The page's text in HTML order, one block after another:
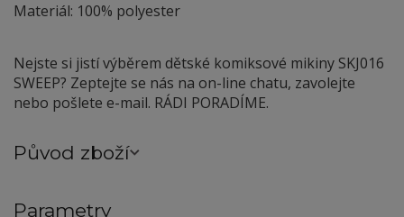
Materiál: 100% polyester
Nejste si jistí výběrem dětské komiksové mikiny SKJ016
SWEEP? Zeptejte se nás na on-line chatu, zavolejte
nebo pošlete e-mail. RÁDI PORADÍME.
Původ zboží
Parametry